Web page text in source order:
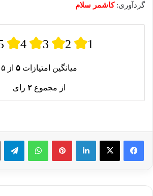
گردآوری:کاشمر سلام
4 3 2 1
میانگین امتیازات ۵ از ۵
از مجموع ۲ رای
لینکدین پینترستواتس آپ